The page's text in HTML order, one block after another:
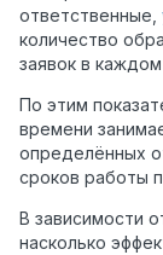
ответственные,
количество
заявок в
По этим
времени
определённых
сроков работы
В зависимости
насколько